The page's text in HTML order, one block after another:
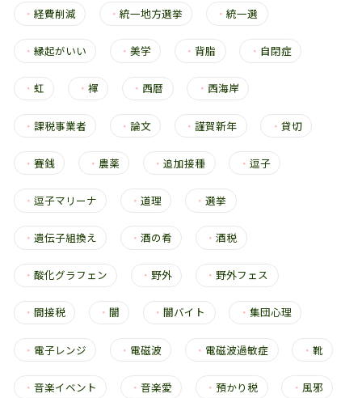
・ 経費削減 ・統一地方選挙 ・統一選
・ 縁起がいい ・美学 ・背脂 ・ 自閉症
・ 虹 ・褌 ・ 西暦 ・ 西海岸
・ 課税事業者 ・論文 ・謹賀新年 ・ 貸切
・ 賽銭 ・ 農薬 ・追加接種 ・ 逗子
・ 逗子マリーナ ・道理 ・選挙
・ 遺伝子組換え ・酒の肴 ・酒税
・ 酸化グラフェン ・野外 ・野外フェス
・ 間接税 ・闇 ・闇バイト ・ 集団心理
・ 電子レンジ ・ 電磁波 ・ 電磁波過敏症 ・ 靴
・ 音楽イベント ・音楽愛 ・預かり税 ・ 風邪